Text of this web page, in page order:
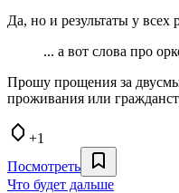
Да, но и результаты у
... а вот слова про
Прошу прощения за
проживания или
+1
Посмотреть
Что будет дальше